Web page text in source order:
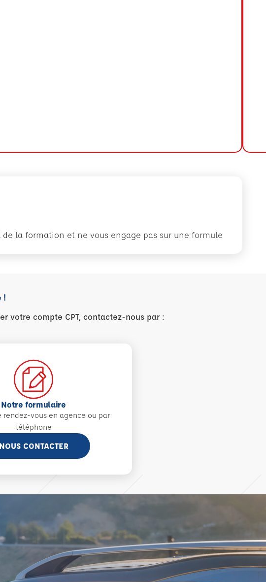
la formation et ne vous engage pas sur une formule
!
votre compte CPT, contactez-nous par :
Notre formulaire
rendez-vous en agence ou par
téléphone
NOUS CONTACTER